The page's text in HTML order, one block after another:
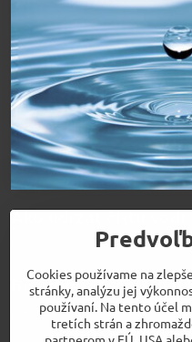
Ako udržať čistú
Bio prípravky pre
Čítajte viac
Cookies používame na
stránky, analýzu jej
používaní. Na tento účel
tretích strán a